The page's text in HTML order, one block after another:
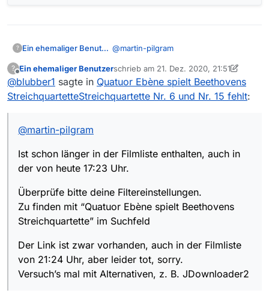
? Ein ehemaliger Benutzer @martin-pilgram
Ist schon länger in der Filmliste
enthalten, auch in der von heute 17:23
Uhr.
Überprüfe bitte deine
Filtereinstellungen.
Versuch’s mal mit Alternativen, z. B.
JDownloader2
?
Offline
Ein ehemaliger Benutzerschrieb am 21. Dez. 2020, 21:51
zuletzt editiert von Ein ehemaliger
@blubber1 sagte in Quatuor Ebène spielt Beethovens
StreichquartetteStreichquartette Nr. 6 und Nr. 15 fehlt:
@martin-pilgram
Ist schon länger in der Filmliste enthalten, auch in
der von heute 17:23 Uhr.
Überprüfe bitte deine Filtereinstellungen.
Zu finden mit “Quatuor Ebène spielt Beethovens
Streichquartette” im Suchfeld
Der Link ist zwar vorhanden, auch in der Filmliste
von 21:24 Uhr, aber leider tot, sorry.
Versuch’s mal mit Alternativen, z. B. JDownloader2